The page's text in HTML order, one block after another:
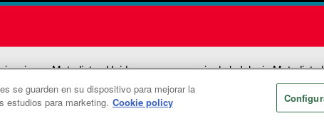
Metodistas Unidas es una agencia de la Iglesia Metodista
Comunicaciones Metodistas Unidas. Reservados todos los
se guarden en su dispositivo para mejorar la
estudios para marketing. Cookie policy